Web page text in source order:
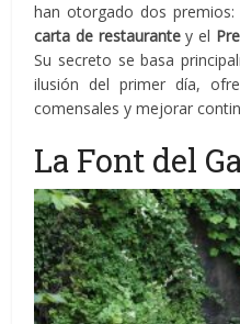
han otorgado dos premios:
carta de restaurantey el
Su secreto se basa
ilusión del primer día,
comensales y mejorar
La Font del